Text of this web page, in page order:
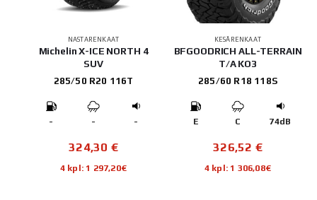
NASTARENKAAT
Michelin X-ICE NORTH 4
SUV
285/50 R20 116T
- - -
324,30 €
4 kpl: 1 297,20€
KESÄRENKAAT
BFGOODRICH ALL-TERRAIN
T/A KO3
285/60 R18 118S
E C 74dB
326,52 €
4 kpl: 1 306,08€